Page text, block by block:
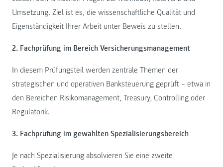
Umsetzung. Ziel ist es, die wissenschaftliche Qualität und
Eigenständigkeit Ihrer Arbeit unter Beweis zu stellen.
2. Fachprüfung im Bereich Versicherungsmanagement
In diesem Prüfungsteil werden zentrale Themen der
strategischen und operativen Banksteuerung geprüft – etwa in
den Bereichen Risikomanagement, Treasury, Controlling oder
Regulatorik.
3. Fachprüfung im gewählten Spezialisierungsbereich
Je nach Spezialisierung absolvieren Sie eine zweite